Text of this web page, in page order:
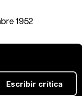
1952
Escribir crítica